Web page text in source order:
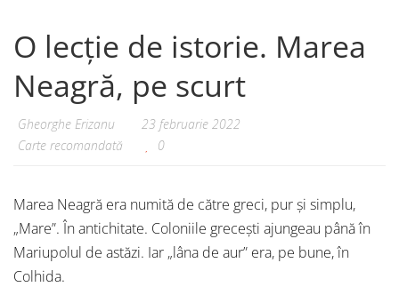
O lecție de istorie. Marea
Neagră, pe scurt
Gheorghe Erizanu
23 februarie 2022
Carte recomandată
0
Marea Neagră era numită de către greci, pur și simplu,
„Mare”. În antichitate. Coloniile grecești ajungeau până în
Mariupolul de astăzi. Iar „lâna de aur” era, pe bune, în
Colhida.